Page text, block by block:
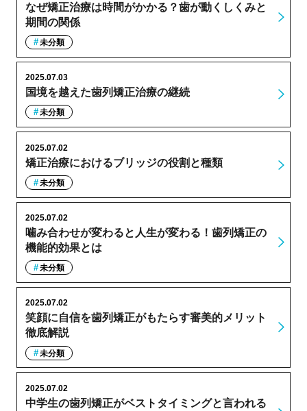
なぜ矯正治療は時間がかかる？歯が動くしくみと
期間の関係
未分類
国境を越えた歯列矯正治療の継続
2025.07.03
未分類
矯正治療におけるブリッジの役割と種類
2025.07.02
未分類
噛み合わせが変わると人生が変わる！歯列矯正の
機能的効果とは
2025.07.02
未分類
笑顔に自信を歯列矯正がもたらす審美的メリット
徹底解説
2025.07.02
未分類
中学生の歯列矯正がベストタイミングと言われる
2025.07.02